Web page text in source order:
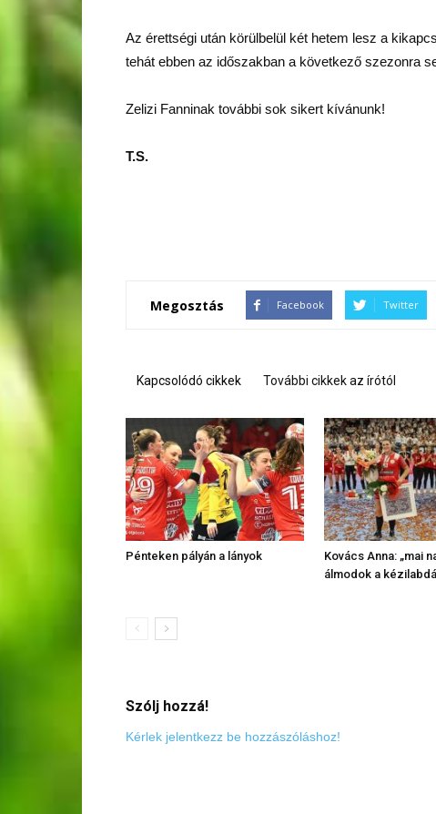
Az érettségi után körülbelül két hetem lesz a
tehát ebben az időszakban a következő szezonra
Zelizi Fanninak további sok sikert kívánunk!
T.S.
Megosztás Facebook Twitter
Kapcsolódó cikkek További cikkek az írótól
Pénteken pályán a lányok
Kovács Anna: „mai
álmodok a
Szólj hozzá!
Kérlek jelentkezz be hozzászóláshoz!